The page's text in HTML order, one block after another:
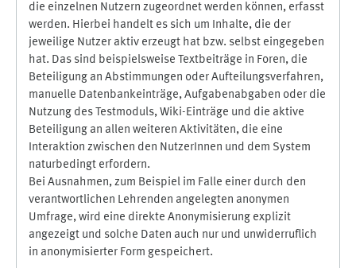
die einzelnen Nutzern zugeordnet werden können, erfasst
werden. Hierbei handelt es sich um Inhalte, die der
jeweilige Nutzer aktiv erzeugt hat bzw. selbst eingegeben
hat. Das sind beispielsweise Textbeiträge in Foren, die
Beteiligung an Abstimmungen oder Aufteilungsverfahren,
manuelle Datenbankeinträge, Aufgabenabgaben oder die
Nutzung des Testmoduls, Wiki-Einträge und die aktive
Beteiligung an allen weiteren Aktivitäten, die eine
Interaktion zwischen den NutzerInnen und dem System
naturbedingt erfordern.
Bei Ausnahmen, zum Beispiel im Falle einer durch den
verantwortlichen Lehrenden angelegten anonymen
Umfrage, wird eine direkte Anonymisierung explizit
angezeigt und solche Daten auch nur und unwiderruflich
in anonymisierter Form gespeichert.